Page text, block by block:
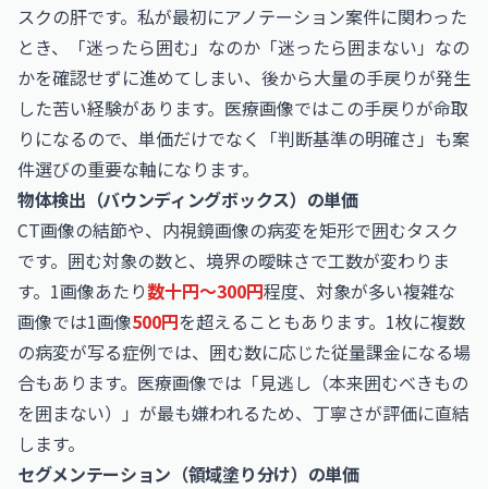
スクの肝です。私が最初にアノテーション案件に関わった
とき、「迷ったら囲む」なのか「迷ったら囲まない」なの
かを確認せずに進めてしまい、後から大量の手戻りが発生
した苦い経験があります。医療画像ではこの手戻りが命取
りになるので、単価だけでなく「判断基準の明確さ」も案
件選びの重要な軸になります。
物体検出（バウンディングボックス）の単価
CT画像の結節や、内視鏡画像の病変を矩形で囲むタスク
です。囲む対象の数と、境界の曖昧さで工数が変わりま
す。1画像あたり数十円〜300円程度、対象が多い複雑な
画像では1画像500円を超えることもあります。1枚に複数
の病変が写る症例では、囲む数に応じた従量課金になる場
合もあります。医療画像では「見逃し（本来囲むべきもの
を囲まない）」が最も嫌われるため、丁寧さが評価に直結
します。
セグメンテーション（領域塗り分け）の単価